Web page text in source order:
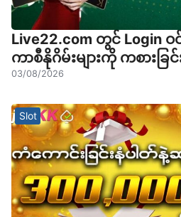
Live22.com တွင် Login ဝ
ကာစီနိုဂိမ်းများကို ကစား
03/08/2026
Slot